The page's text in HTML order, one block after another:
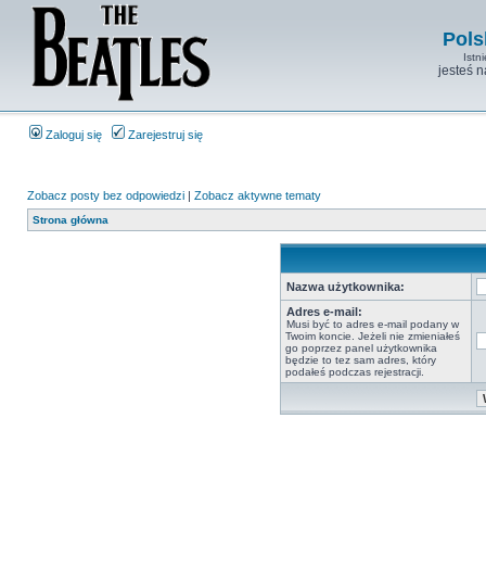
jesteś
Zaloguj się Zarejestruj się
Zobacz posty bez odpowiedzi | Zobacz aktywne tematy
Strona główna
Nazwa użytkownika:
Adres e-mail:
Musi być to adres e-mail podany w
Twoim koncie. Jeżeli nie zmieniałeś
go poprzez panel użytkownika
będzie to tez sam adres, który
podałeś podczas rejestracji.